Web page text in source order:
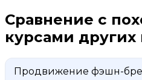
Сравнение с
курсами
Продвижение фэшн-